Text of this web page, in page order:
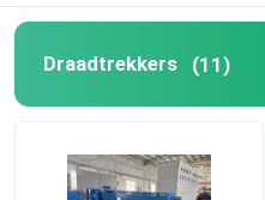
Kabelbollen
Draadtrekkers (11)